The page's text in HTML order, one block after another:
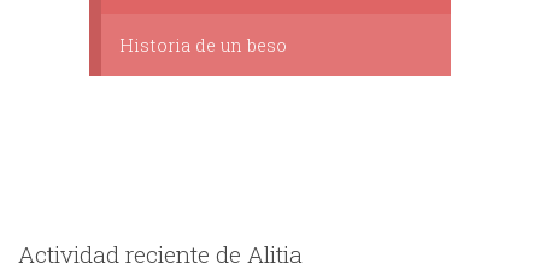
Historia de un beso
Actividad reciente de Alitia